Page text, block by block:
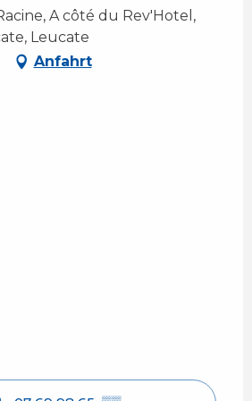
A côté du Rev'Hotel,
Leucate
Anfahrt